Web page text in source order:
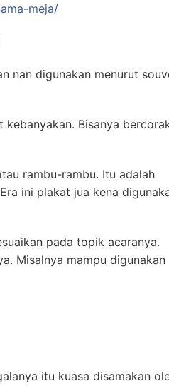
meja/
nan digunakan menurut
Bisanya
rambu-rambu. Itu adalah
ini plakat jua kena
pada topik acaranya.
Misalnya mampu digunakan
itu kuasa disamakan